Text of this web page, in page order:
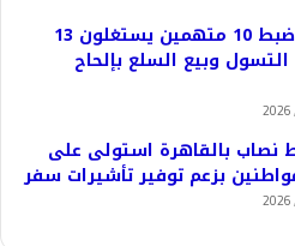
الداخلية:ضبط 10 متهمين يستغلون 13
وبيع السلع بإلحاح
نصاب بالقاهرة استولى على
بزعم توفير تأشيرات سفر